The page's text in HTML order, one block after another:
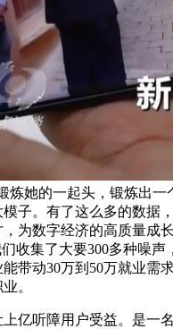
炼她的一起头，锻炼出一
子。有了这么多的数据
为数字经济的高质量成
收集了大要300多种噪声
带动30万到50万就业需
。
听障用户受益。是一